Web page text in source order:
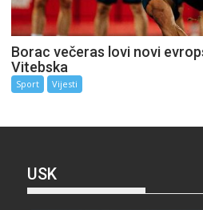
Borac večeras lovi novi
Vitebska
Sport Vijesti
USK